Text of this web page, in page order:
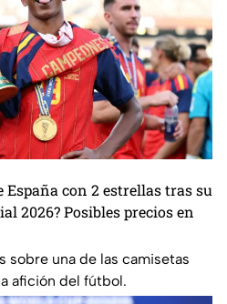
España con 2 estrellas tras su
2026? Posibles precios en
sobre una de las camisetas
afición del fútbol.